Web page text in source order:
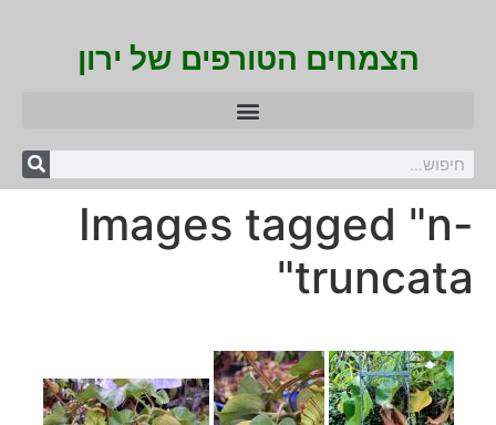
הצמחים הטורפים של ירון
Images tagged "n-
truncata"